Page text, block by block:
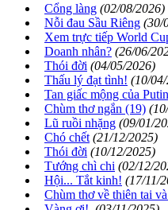
Cổng làng (02/08/2026)
Nỗi đau Sầu Riêng (30/
Xem trực tiếp World
Doanh nhân? (26/06/
Thói đời (04/05/2026)
Thấu lý đạt tình! (10/
Tan giấc mộng của Putin
Chùm thơ ngắn (19)
Lũ ruồi nhặng (09/01/
Chó chết (21/12/2025)
Thói đời (10/12/2025)
Tướng chì chi (02/12/
Hội... Tắt kinh! (17/11/
Chùm thơ về thiên tai